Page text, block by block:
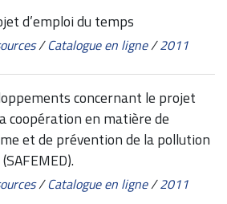
d’emploi du temps
/Catalogue en ligne/2011
concernant le projet
coopération en matière de
et de prévention de la pollution
/Catalogue en ligne/2011